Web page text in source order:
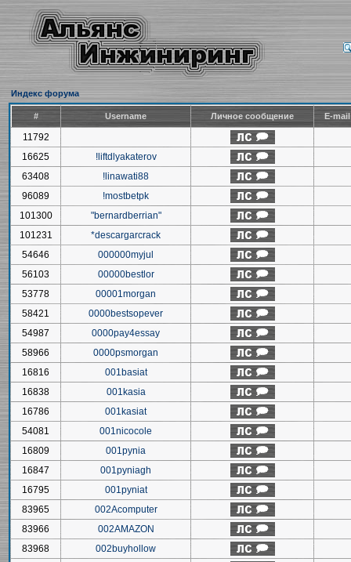
Индекс форума
# Username Личное сообщение E-
11792
16625
!liftdlyakaterov
63408
!linawati88
96089
!mostbetpk
101300
"bernardberrian"
101231
*descargarcrack
54646
000000myjul
56103
00000bestlor
53778
00001morgan
58421
0000bestsopever
54987
0000pay4essay
58966
0000psmorgan
16816
001basiat
16838
001kasia
16786
001kasiat
54081
001nicocole
16809
001pynia
16847
001pyniagh
16795
001pyniat
83965
002Acomputer
83966
002AMAZON
83968
002buyhollow